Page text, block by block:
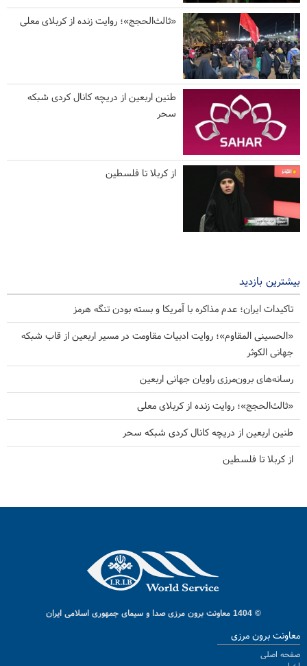
«ثالث‌الحجج»؛ روایت زنده از کربلای معلی
طنین اربعین از دریچه کانال کردی شبکه
سحر
از کربلا تا فلسطین
بیشترین بازدید
تاکیدات ایران؛ عدم مذاکره با آمریکا و بسته بودن تنگه هرمز
«الحسینی المقاوم»؛ روایت ادبیات مقاومت در مسیر اربعین از قاب شبکه
جهانی الکوثر
رسانه‌های برون‌مرزی راویان جهانی اربعین
«ثالث‌الحجج»؛ روایت زنده از کربلای معلی
طنین اربعین از دریچه کانال کردی شبکه سحر
از کربلا تا فلسطین
© 1404 معاونت برون مرزی صدا و سیمای جمهوری اسلامی ایران
معاونت برون مرزی
صفحه اصلی